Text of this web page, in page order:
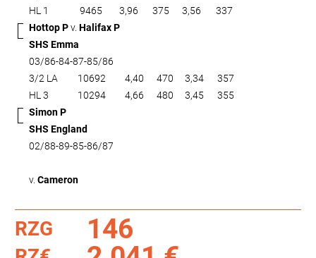
HL 1
9465 3,96 375 3,56
337
Hottop Pv. Halifax P
SHS Emma
03/86-84-87-85/86
3/2 LA
10692 4,40 470 3,34
357
HL 3
10294 4,66 480 3,45
355
Simon P
SHS England
02/88-89-85-86/87
v. Cameron
RZG 146